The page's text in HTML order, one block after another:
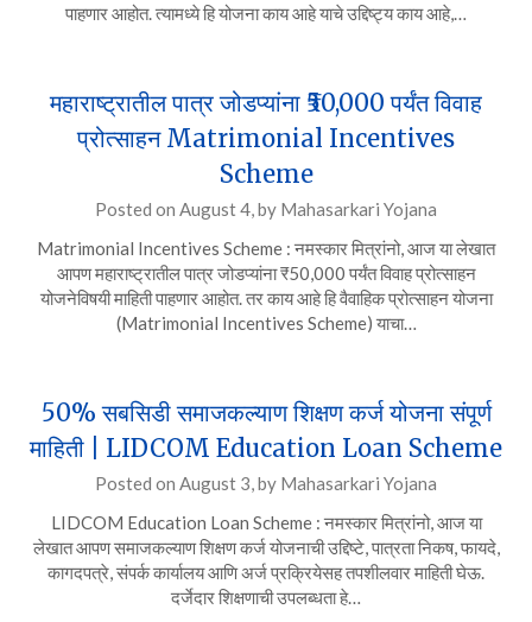
पाहणार आहोत. त्यामध्ये हि योजना काय आहे याचे उद्दिष्ट्य काय आहे,…
महाराष्ट्रातील पात्र जोडप्यांना ₹50,000 पर्यंत विवाह
प्रोत्साहन Matrimonial Incentives
Scheme
Posted on August 4,by Mahasarkari Yojana
Matrimonial Incentives Scheme : नमस्कार मित्रांनो, आज या लेखात
आपण महाराष्ट्रातील पात्र जोडप्यांना ₹50,000 पर्यंत विवाह प्रोत्साहन
योजनेविषयी माहिती पाहणार आहोत. तर काय आहे हि वैवाहिक प्रोत्साहन योजना
(Matrimonial Incentives Scheme) याचा…
50% सबसिडी समाजकल्याण शिक्षण कर्ज योजना संपूर्ण
माहिती | LIDCOM Education Loan Scheme
Posted on August 3,by Mahasarkari Yojana
LIDCOM Education Loan Scheme : नमस्कार मित्रांनो, आज या
लेखात आपण समाजकल्याण शिक्षण कर्ज योजनाची उद्दिष्टे, पात्रता निकष, फायदे,
कागदपत्रे, संपर्क कार्यालय आणि अर्ज प्रक्रियेसह तपशीलवार माहिती घेऊ.
दर्जेदार शिक्षणाची उपलब्धता हे…